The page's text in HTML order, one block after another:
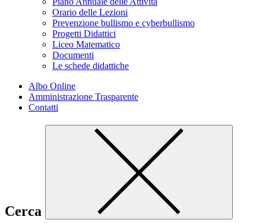
Orario delle Lezioni
Prevenzione bullismo e cyberbullismo
Progetti Didattici
Liceo Matematico
Documenti
Le schede didattiche
Albo Online
Amministrazione Trasparente
Contatti
Cerca